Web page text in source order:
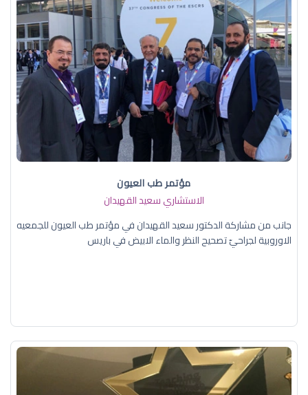
مؤتمر طب العيون
الاستشاري سعيد القهيدان
جانب من مشاركة الدكتور سعيد القهيدان في مؤتمر طب العيون للجمعيه
الاوروبية لجراحيّ تصحيح النظر والماء الابيض في باريس